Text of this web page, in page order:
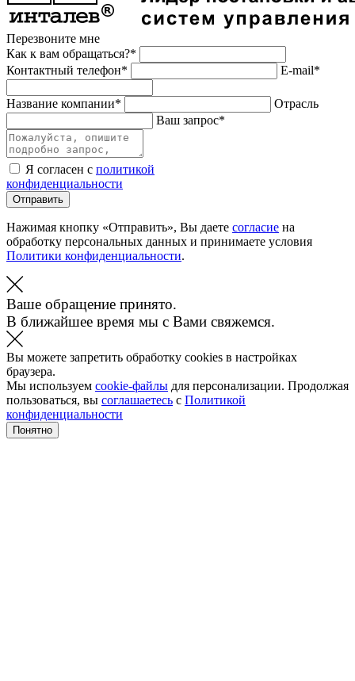
Перезвоните мне
Как к вам обращаться?*
Контактный телефон*
E-mail*
Название компании*
Отрасль
Ваш запрос*
Я согласен с политикой
конфиденциальности
Отправить
Нажимая кнопку «Отправить», Вы даете согласие на
обработку персональных данных и принимаете условия
Политики конфиденциальности.
Ваше обращение принято.
В ближайшее время мы с Вами свяжемся.
Вы можете запретить обработку cookies в настройках
браузера.
Мы используем cookie-файлы для персонализации. Продолжая
пользоваться, вы соглашаетесь с Политикой
конфиденциальности
Понятно